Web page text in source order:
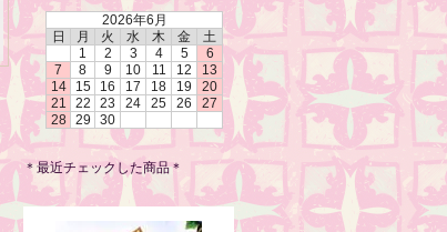
2026年6月
日
月 火 水 木 金
土
1
2 3 4 5
6
7
8 9 10 11 12
13
14
15 16 17 18 19
20
21
22 23 24 25 26
27
28
29 30
＊最近チェックした商品＊